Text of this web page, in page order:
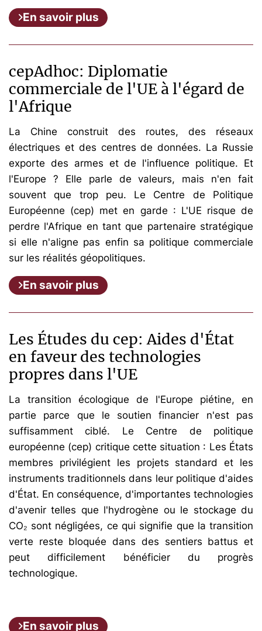
En savoir plus
cepAdhoc: Diplomatie
commerciale de l'UE à l'égard de
l'Afrique
La Chine construit des routes, des réseaux
électriques et des centres de données. La Russie
exporte des armes et de l'influence politique. Et
l'Europe ? Elle parle de valeurs, mais n'en fait
souvent que trop peu. Le Centre de Politique
Européenne (cep) met en garde : L'UE risque de
perdre l'Afrique en tant que partenaire stratégique
si elle n'aligne pas enfin sa politique commerciale
sur les réalités géopolitiques.
En savoir plus
Les Études du cep: Aides d'État
en faveur des technologies
propres dans l'UE
La transition écologique de l'Europe piétine, en
partie parce que le soutien financier n'est pas
suffisamment ciblé. Le Centre de politique
européenne (cep) critique cette situation : Les États
membres privilégient les projets standard et les
instruments traditionnels dans leur politique d'aides
d'État. En conséquence, d'importantes technologies
d'avenir telles que l'hydrogène ou le stockage du
CO₂ sont négligées, ce qui signifie que la transition
verte reste bloquée dans des sentiers battus et
peut difficilement bénéficier du progrès
technologique.
En savoir plus